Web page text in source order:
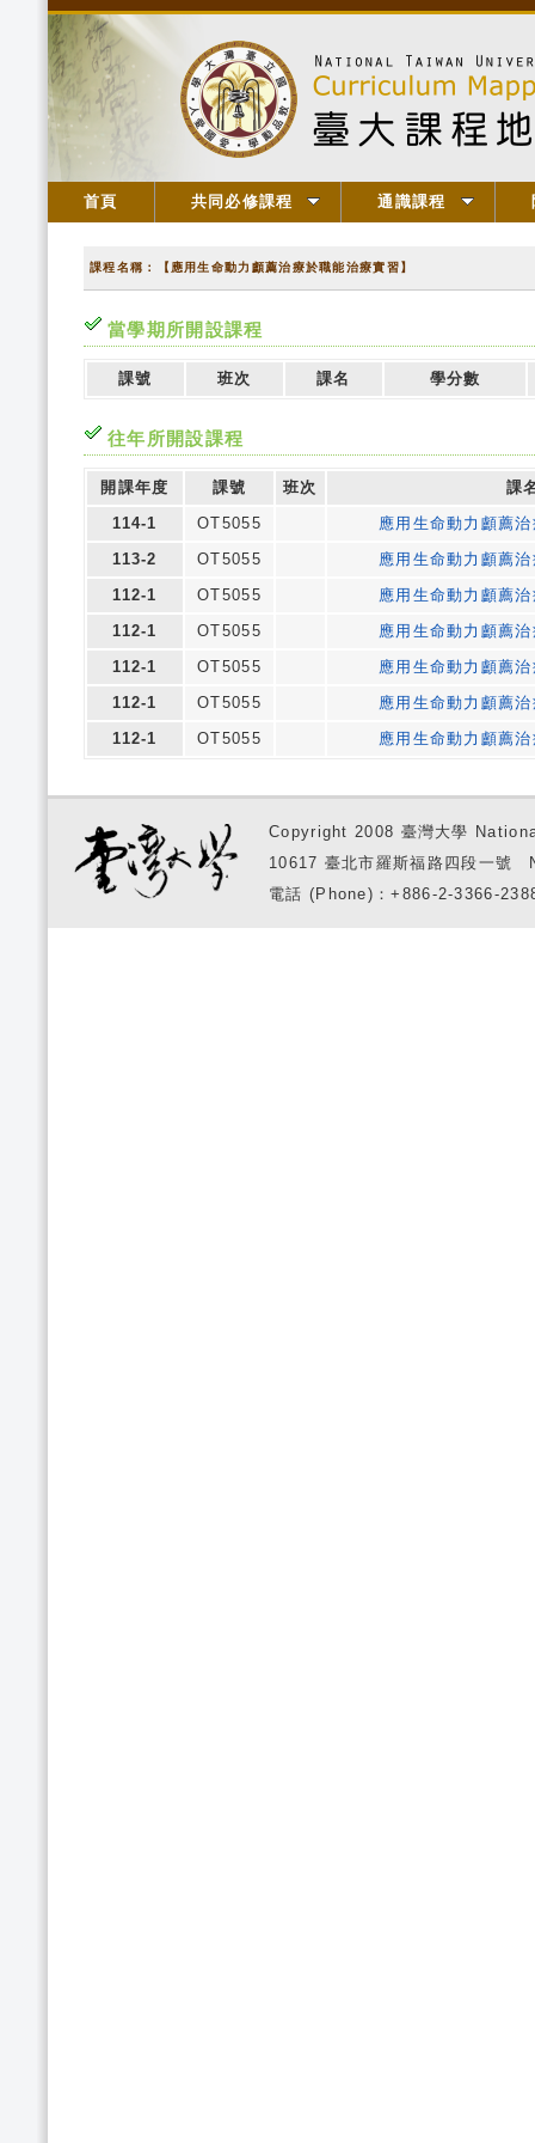
首頁 共同必修課程 通識課程
課程名稱：【應用生命動力顱薦治療於職能治療實習】
當學期所開設課程
課號 班次 課名 學分數
往年所開設課程
開課年度 課號 班次
課
114-1
OT5055
應用生命動力顱薦
113-2
OT5055
應用生命動力顱薦
112-1
OT5055
應用生命動力顱薦
112-1
OT5055
應用生命動力顱薦
112-1
OT5055
應用生命動力顱薦
112-1
OT5055
應用生命動力顱薦
112-1
OT5055 應用生命動力顱薦
Copyright 2008 臺灣大學
10617 臺北市羅斯福路四段一
電話 (Phone)：+886-2-3366-